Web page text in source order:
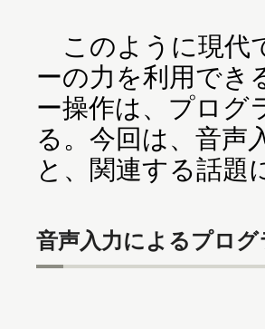
このように現代
ーの力を利用でき
ー操作は、プログ
る。今回は、音声
と、関連する話題
音声入力によるプロ